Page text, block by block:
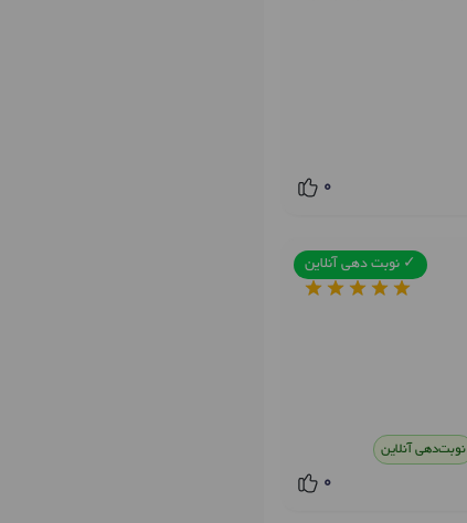
0
✓ نوبت دهی آنلاین
نوبت‌دهی آنلاین
0